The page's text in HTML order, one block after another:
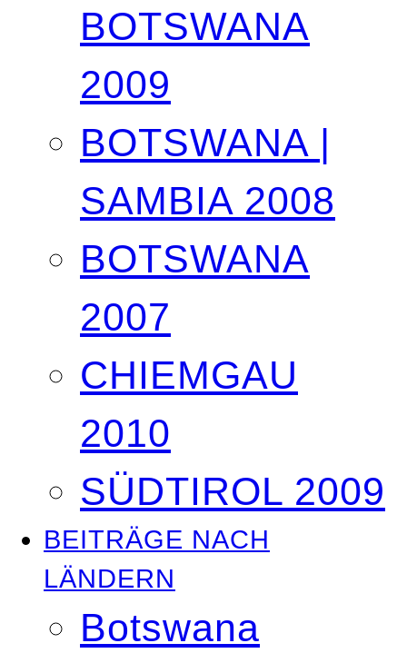
BOTSWANA
2009
BOTSWANA |
SAMBIA 2008
BOTSWANA
2007
CHIEMGAU
2010
SÜDTIROL 2009
BEITRÄGE NACH
LÄNDERN
Botswana